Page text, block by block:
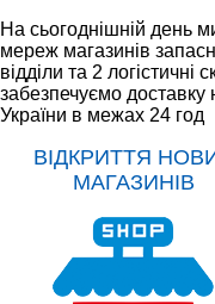
На сьогоднішній день
мереж магазинів
відділи та 2 логістичні
забезпечуємо доставку
України в межах 24 год
ВІДКРИТТЯ
МАГАЗИНІВ